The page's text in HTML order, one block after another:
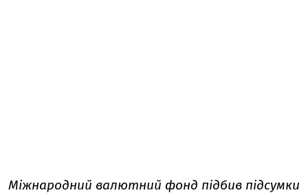
Міжнародний валютний фонд підбив підсумки